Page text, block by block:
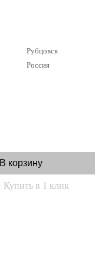
Рубцовск
Россия
В корзину
Купить в 1 клик